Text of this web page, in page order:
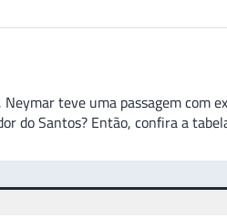
Neymar teve uma passagem com
do Santos? Então, confira a